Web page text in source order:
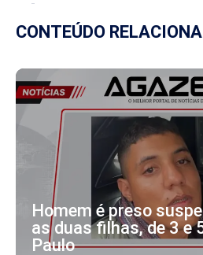
CONTEÚDO
Homem é preso
as duas filhas, de 3 e
Paulo